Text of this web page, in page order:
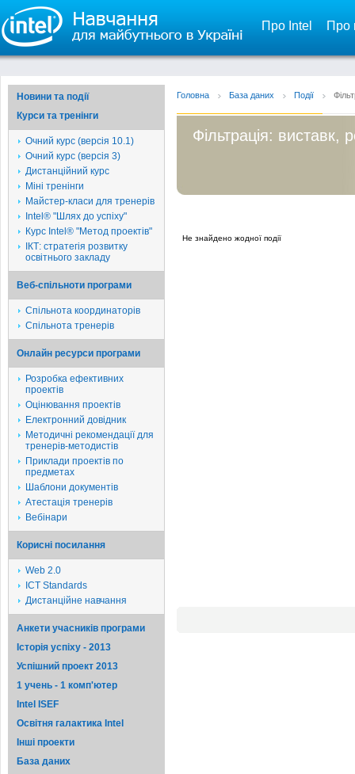
Про Intel Про
Новини та події
Курси та тренінги
Очний курс (версія 10.1)
Очний курс (версія 3)
Дистанційний курс
Міні тренінги
Майстер-класи для тренерів
Intel® "Шлях до успіху"
Курс Intel® "Метод проектів"
ІКТ: стратегія розвитку
освітнього закладу
Веб-спільноти програми
Спільнота координаторів
Спільнота тренерів
Онлайн ресурси програми
Розробка ефективних
проектів
Оцінювання проектів
Електронний довідник
Методичні рекомендації для
тренерів-методистів
Приклади проектів по
предметах
Шаблони документів
Атестація тренерів
Вебінари
Корисні посилання
Web 2.0
ICT Standards
Дистанційне навчання
Анкети учасників програми
Історія успіху - 2013
Успішний проект 2013
1 учень - 1 комп'ютер
Intel ISEF
Освітня галактика Intel
Iншi проекти
База даних
Головна База даних Події
Фільтрація: виставк,
Не знайдено жодної події